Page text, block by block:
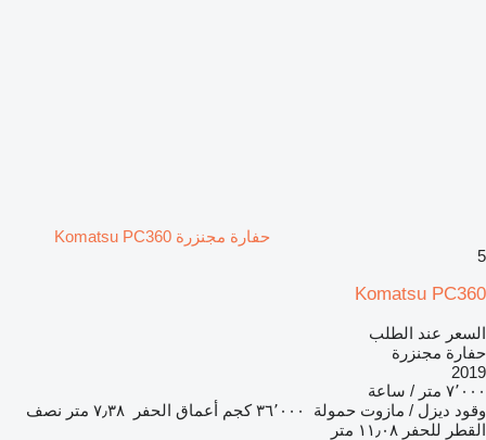
حفارة مجنزرة Komatsu PC360
5
Komatsu PC360
السعر عند الطلب
حفارة مجنزرة
2019
٧٬٠٠٠ متر / ساعة
وقود ديزل / مازوت حمولة ٣٦٬٠٠٠ كجم أعماق الحفر ٧٫٣٨ متر
نصف
القطر للحفر ١١٫٠٨ متر